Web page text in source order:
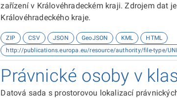
zařízení v Královéhradeckém kraji. Zdrojem dat
Královéhradeckého kraje.
ZIP CSV JSON GeoJSON KML
HTML
http://publications.europa.eu/resource/authority/file-type/
Právnické osoby v
Datová sada s prostorovou lokalizací